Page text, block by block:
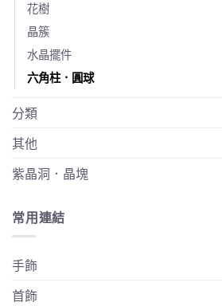
花樹
晶簇
水晶擺件
六角柱．圓球
分類
其他
紫晶洞．晶塊
常用連結
手飾
首飾